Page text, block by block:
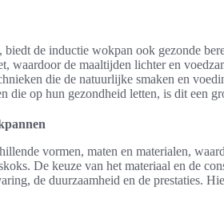
biedt de inductie wokpan ook gezonde
waardoor de maaltijden lichter en
die de natuurlijke smaken en
die op hun gezondheid letten, is dit een
vormen, maten en materialen,
De keuze van het materiaal en de
de duurzaamheid en de prestaties.